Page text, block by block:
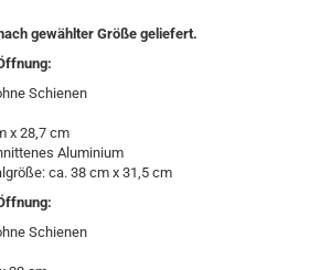
gewählter Größe geliefert.
Schienen
x 28,7 cm
Aluminium
ca. 38 cm x 31,5 cm
Schienen